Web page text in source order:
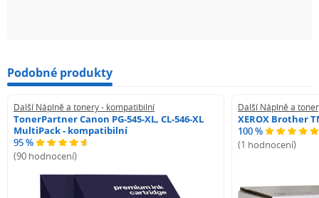
Podobné produkty
Další Náplně a tonery - kompatibilní
TonerPartner Canon PG-545-XL, CL-546-XL
MultiPack - kompatibilní
95 %
(90 hodnocení)
Další Náplně a
XEROX Brother
100 %
(1 hodnocení)